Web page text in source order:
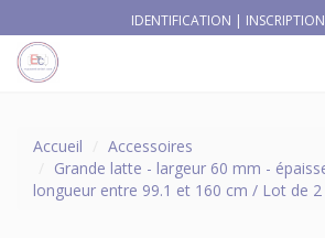
IDENTIFICATION | INSCRIPTION
Accueil
Accessoires
Grande latte - largeur 60 mm -
longueur entre 99.1 et 160 cm / Lot de 2